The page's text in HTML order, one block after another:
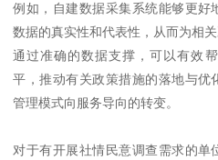
例如，自建数据采集系统能够更好
数据的真实性和代表性，从而为相
通过准确的数据支撑，可以有效
平，推动有关政策措施的落地与优
管理模式向服务导向的转变。
对于有开展社情民意调查需求的单